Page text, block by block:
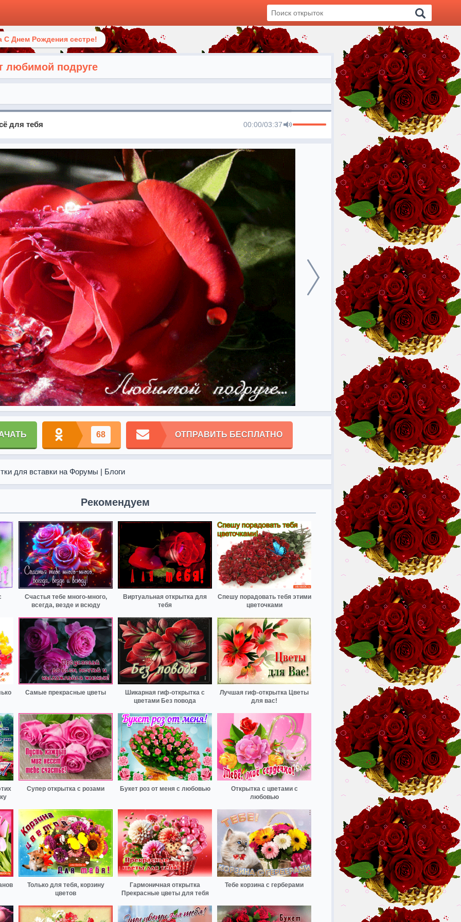
С Днем Рождения сестре!
любимой подруге
для тебя 00:00/03:37
68 ОТПРАВИТЬ БЕСПЛАТНО
для вставки на Форумы | Блоги
Рекомендуем
Счастья тебе много-много,
всегда, везде и всюду
Виртуальная открытка для
тебя
Спешу порадовать тебя этими
цветочками
Самые прекрасные цветы
Шикарная гиф-открытка с
цветами Без повода
Лучшая гиф-открытка Цветы
для вас!
Супер открытка с розами Букет роз от меня с любовью
Открытка с цветами с
любовью
Только для тебя, корзину
цветов
Гармоничная открытка
Прекрасные цветы для тебя
Тебе корзина с герберами